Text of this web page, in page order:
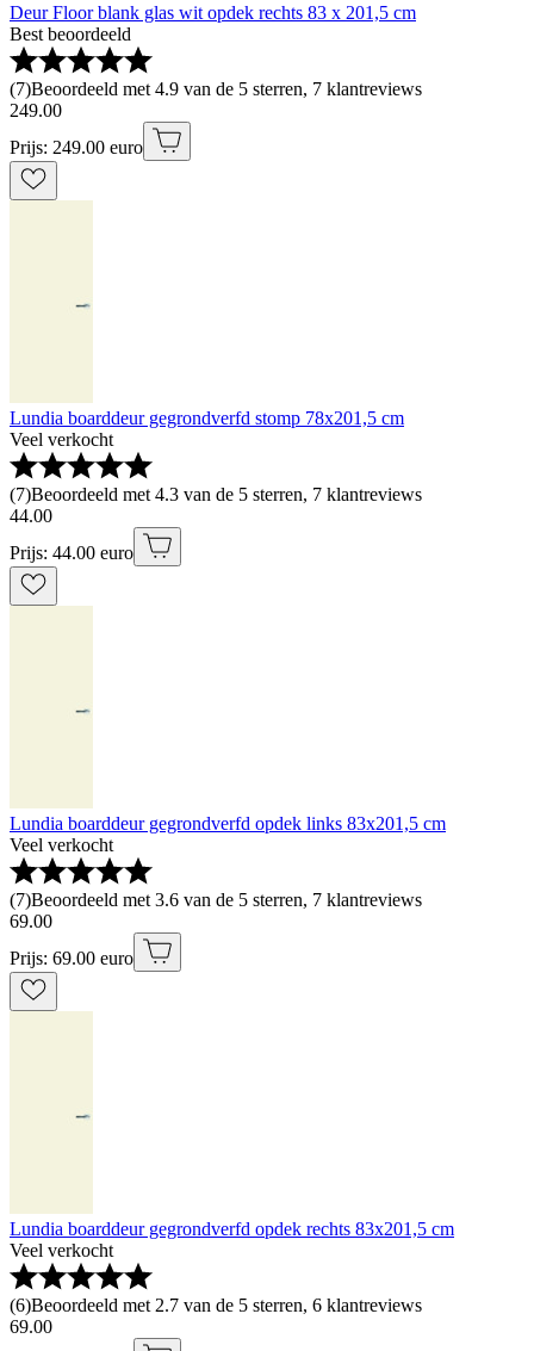
Deur Floor blank glas wit opdek rechts 83 x 201,5 cm
Best beoordeeld
(7)Beoordeeld met 4.9 van de 5 sterren, 7 klantreviews
249.00
Prijs: 249.00 euro
Lundia boarddeur gegrondverfd stomp 78x201,5 cm
Veel verkocht
(7)Beoordeeld met 4.3 van de 5 sterren, 7 klantreviews
44.00
Prijs: 44.00 euro
Lundia boarddeur gegrondverfd opdek links 83x201,5 cm
Veel verkocht
(7)Beoordeeld met 3.6 van de 5 sterren, 7 klantreviews
69.00
Prijs: 69.00 euro
Lundia boarddeur gegrondverfd opdek rechts 83x201,5 cm
Veel verkocht
(6)Beoordeeld met 2.7 van de 5 sterren, 6 klantreviews
69.00